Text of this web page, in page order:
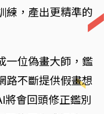
練，產出更精準的
一位偽畫大師，鑑
路不斷提供假畫想
將會回頭修正鑑別